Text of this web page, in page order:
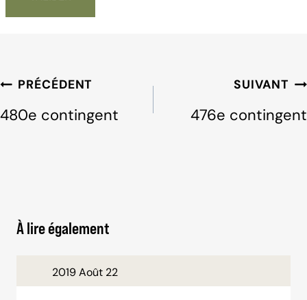
Navigation
l'article
PRÉCÉDENT
480e contingent
SUIVANT
476e contingent
À lire également
2019 Août 22